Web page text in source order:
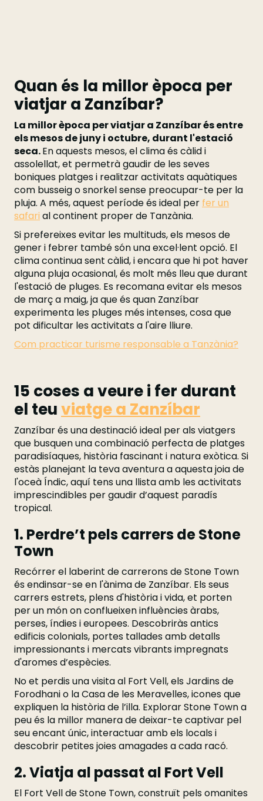
Quan és la millor època per
viatjar a Zanzíbar?
La millor època per viatjar a Zanzíbar és entre
els mesos de juny i octubre, durant l'estació
seca.En aquests mesos, el clima és càlid i
assolellat, et permetrà gaudir de les seves
boniques platges i realitzar activitats aquàtiques
com busseig o snorkel sense preocupar-te per la
pluja. A més, aquest període és ideal per fer un
safari al continent proper de Tanzània.
Si prefereixes evitar les multituds, els mesos de
gener i febrer també són una excel·lent opció. El
clima continua sent càlid, i encara que hi pot haver
alguna pluja ocasional, és molt més lleu que durant
l'estació de pluges. Es recomana evitar els mesos
de març a maig, ja que és quan Zanzíbar
experimenta les pluges més intenses, cosa que
pot dificultar les activitats a l'aire lliure.
Com practicar turisme responsable a Tanzània?
15 coses a veure i fer durant
el teuviatge a Zanzíbar
Zanzíbar és una destinació ideal per als viatgers
que busquen una combinació perfecta de platges
paradisíaques, història fascinant i natura exòtica. Si
estàs planejant la teva aventura a aquesta joia de
l'oceà Índic, aquí tens una llista amb les activitats
imprescindibles per gaudir d’aquest paradís
tropical.
1. Perdre’t pels carrers de Stone
Town
Recórrer el laberint de carrerons de Stone Town
és endinsar-se en l'ànima de Zanzíbar. Els seus
carrers estrets, plens d'història i vida, et porten
per un món on conflueixen influències àrabs,
perses, índies i europees. Descobriràs antics
edificis colonials, portes tallades amb detalls
impressionants i mercats vibrants impregnats
d'aromes d’espècies.
No et perdis una visita al Fort Vell, els Jardins de
Forodhani o la Casa de les Meravelles, icones que
expliquen la història de l’illa. Explorar Stone Town a
peu és la millor manera de deixar-te captivar pel
seu encant únic, interactuar amb els locals i
descobrir petites joies amagades a cada racó.
2. Viatja al passat al Fort Vell
El Fort Vell de Stone Town, construït pels omanites